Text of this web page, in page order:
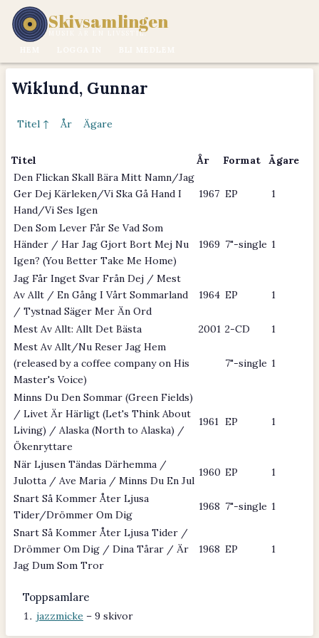
Skivsamlingen
MUSIK ÄR EN LIVSSTIL.
Wiklund, Gunnar
Titel ↑ År Ägare
Titel År Format
Ägare
Den Flickan Skall Bära Mitt Namn/Jag
Ger Dej Kärleken/Vi Ska Gå Hand I
Hand/Vi Ses Igen
1967 EP 1
Den Som Lever Får Se Vad Som
Händer / Har Jag Gjort Bort Mej Nu
Igen? (You Better Take Me Home)
1969 7"-single 1
Jag Får Inget Svar Från Dej / Mest
Av Allt / En Gång I Vårt Sommarland
/ Tystnad Säger Mer Än Ord
1964 EP 1
Mest Av Allt: Allt Det Bästa 2001 2-CD
1
Mest Av Allt/Nu Reser Jag Hem
(released by a coffee company on His
Master's Voice)
7"-single 1
Minns Du Den Sommar (Green Fields)
/ Livet Är Härligt (Let's Think About
Living) / Alaska (North to Alaska) /
Ökenryttare
1961 EP 1
När Ljusen Tändas Därhemma /
Julotta / Ave Maria / Minns Du En Jul
1960 EP 1
Snart Så Kommer Åter Ljusa
Tider/Drömmer Om Dig
1968 7"-single 1
Snart Så Kommer Åter Ljusa Tider /
Drömmer Om Dig / Dina Tårar / Är
Jag Dum Som Tror
1968 EP 1
Toppsamlare
jazzmicke – 9 skivor